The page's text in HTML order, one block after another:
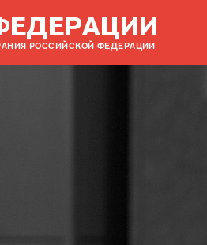
РОССИЙСКОЙ ФЕДЕРАЦИИ